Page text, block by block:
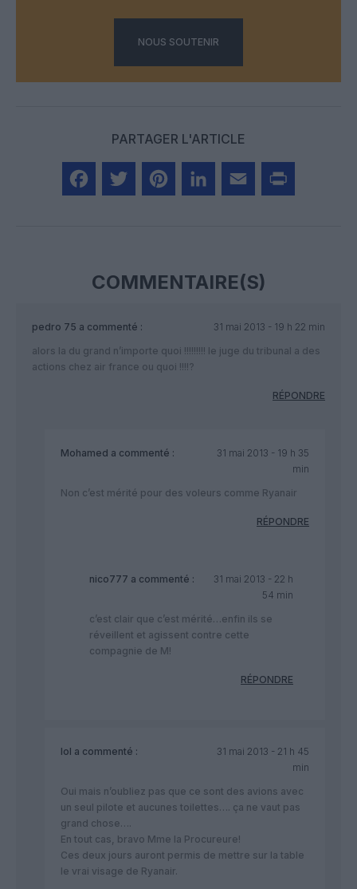
NOUS SOUTENIR
PARTAGER L'ARTICLE
COMMENTAIRE(S)
pedro 75 a commenté :
31 mai 2013 - 19 h 22 min
alors la du grand n’importe quoi !!!!!!!!! le juge du tribunal a des
actions chez air france ou quoi !!!!?
RÉPONDRE
Mohamed a commenté :
31 mai 2013 - 19 h 35
min
Non c’est mérité pour des voleurs comme Ryanair
RÉPONDRE
nico777 a commenté :
31 mai 2013 - 22 h
54 min
c’est clair que c’est mérité…enfin ils se
réveillent et agissent contre cette
compagnie de M!
RÉPONDRE
lol a commenté :
31 mai 2013 - 21 h 45
min
Oui mais n’oubliez pas que ce sont des avions avec
un seul pilote et aucunes toilettes…. ça ne vaut pas
grand chose….
En tout cas, bravo Mme la Procureure!
Ces deux jours auront permis de mettre sur la table
le vrai visage de Ryanair.